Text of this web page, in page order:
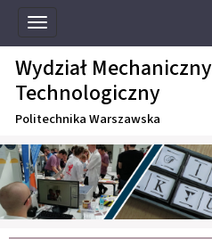
Toggle
navigation
Wydział Mechaniczny
Technologiczny
Politechnika Warszawska